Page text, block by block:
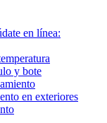
en línea:
y bote
en exteriores